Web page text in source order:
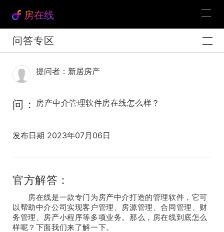
房在线
问答专区
提问者：新居房产
问： 房产中介管理软件房在线怎么样？
发布日期 2023年07月06日
官方解答：
房在线是一款专门为房产中介打造的管理软件，它可
以帮助中介公司实现客户管理、房源管理、合同管理、财
务管理、房产小程序等多项业务。那么，房在线到底怎么
样呢？下面我们来了解一下。